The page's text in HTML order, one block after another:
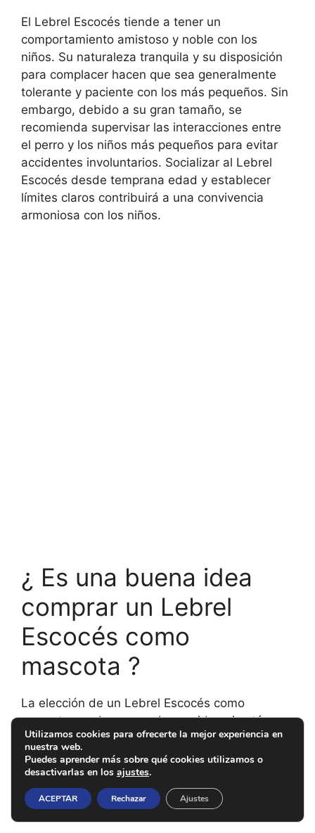
El Lebrel Escocés tiende a tener un
comportamiento amistoso y noble con los
niños. Su naturaleza tranquila y su disposición
para complacer hacen que sea generalmente
tolerante y paciente con los más pequeños. Sin
embargo, debido a su gran tamaño, se
recomienda supervisar las interacciones entre
el perro y los niños más pequeños para evitar
accidentes involuntarios. Socializar al Lebrel
Escocés desde temprana edad y establecer
límites claros contribuirá a una convivencia
armoniosa con los niños.
¿ Es una buena idea
comprar un Lebrel
Escocés como
mascota ?
La elección de un Lebrel Escocés como
mascota puede ser una buena idea si estás
preparado para atender sus necesidades
específicas. Son perros nobles, amistosos y
obedientes, lo que los hace buenos
compañeros. Sin embargo, hay consideraciones
importantes:
Utilizamos cookies para ofrecerte la mejor experiencia en
nuestra web.
Puedes aprender más sobre qué cookies utilizamos o
desactivarlas en los ajustes.
ACEPTAR Rechazar Ajustes